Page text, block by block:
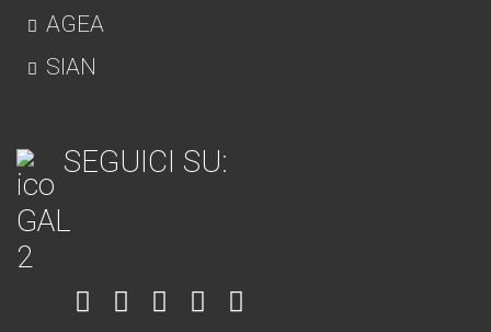
AGEA
SIAN
SEGUICI SU:
Item Item Item Item